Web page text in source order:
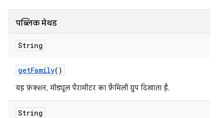
पब्लिक मेथड
String
getFamily()
यह फ़ंक्शन, मॉड्यूल पैरामीटर का फ़ैमिली ग्रुप दिखाता है.
String